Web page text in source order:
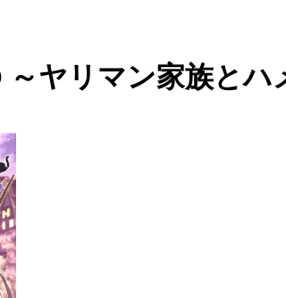
～ヤリマン家族とハ